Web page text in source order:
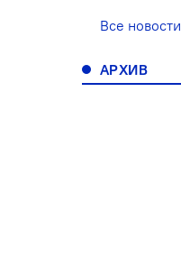
Все новости
АРХИВ